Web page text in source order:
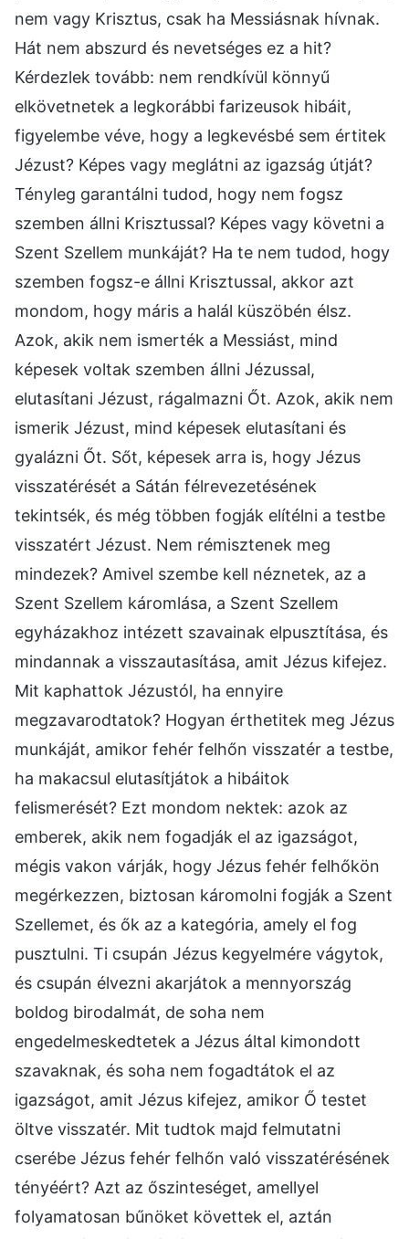
nem vagy Krisztus, csak ha Messiásnak hívnak.
Hát nem abszurd és nevetséges ez a hit?
Kérdezlek tovább: nem rendkívül könnyű
elkövetnetek a legkorábbi farizeusok hibáit,
figyelembe véve, hogy a legkevésbé sem értitek
Jézust? Képes vagy meglátni az igazság útját?
Tényleg garantálni tudod, hogy nem fogsz
szemben állni Krisztussal? Képes vagy követni a
Szent Szellem munkáját? Ha te nem tudod, hogy
szemben fogsz-e állni Krisztussal, akkor azt
mondom, hogy máris a halál küszöbén élsz.
Azok, akik nem ismerték a Messiást, mind
képesek voltak szemben állni Jézussal,
elutasítani Jézust, rágalmazni Őt. Azok, akik nem
ismerik Jézust, mind képesek elutasítani és
gyalázni Őt. Sőt, képesek arra is, hogy Jézus
visszatérését a Sátán félrevezetésének
tekintsék, és még többen fogják elítélni a testbe
visszatért Jézust. Nem rémisztenek meg
mindezek? Amivel szembe kell néznetek, az a
Szent Szellem káromlása, a Szent Szellem
egyházakhoz intézett szavainak elpusztítása, és
mindannak a visszautasítása, amit Jézus kifejez.
Mit kaphattok Jézustól, ha ennyire
megzavarodtatok? Hogyan érthetitek meg Jézus
munkáját, amikor fehér felhőn visszatér a testbe,
ha makacsul elutasítjátok a hibáitok
felismerését? Ezt mondom nektek: azok az
emberek, akik nem fogadják el az igazságot,
mégis vakon várják, hogy Jézus fehér felhőkön
megérkezzen, biztosan káromolni fogják a Szent
Szellemet, és ők az a kategória, amely el fog
pusztulni. Ti csupán Jézus kegyelmére vágytok,
és csupán élvezni akarjátok a mennyország
boldog birodalmát, de soha nem
engedelmeskedtetek a Jézus által kimondott
szavaknak, és soha nem fogadtátok el az
igazságot, amit Jézus kifejez, amikor Ő testet
öltve visszatér. Mit tudtok majd felmutatni
cserébe Jézus fehér felhőn való visszatérésének
tényéért? Azt az őszinteséget, amellyel
folyamatosan bűnöket követtek el, aztán